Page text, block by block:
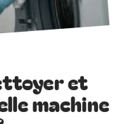
et
machine